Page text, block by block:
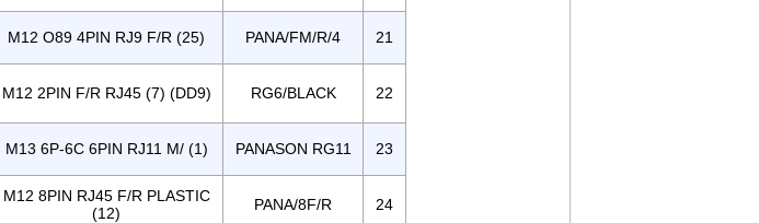
M12 O89 4PIN RJ9 F/R (25) PANA/FM/R/4 21
M12 2PIN F/R RJ45 (7) (DD9) RG6/BLACK 22
M13 6P-6C 6PIN RJ11 M/ (1) PANASON RG11 23
M12 8PIN RJ45 F/R PLASTIC
(12)
PANA/8F/R 24